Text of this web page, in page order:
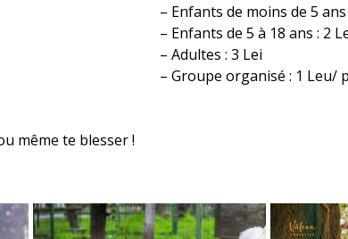
même te blesser !
– Enfants de moins de 5
– Enfants de 5 à 18 ans : 2
– Adultes : 3 Lei
– Groupe organisé : 1 Leu/